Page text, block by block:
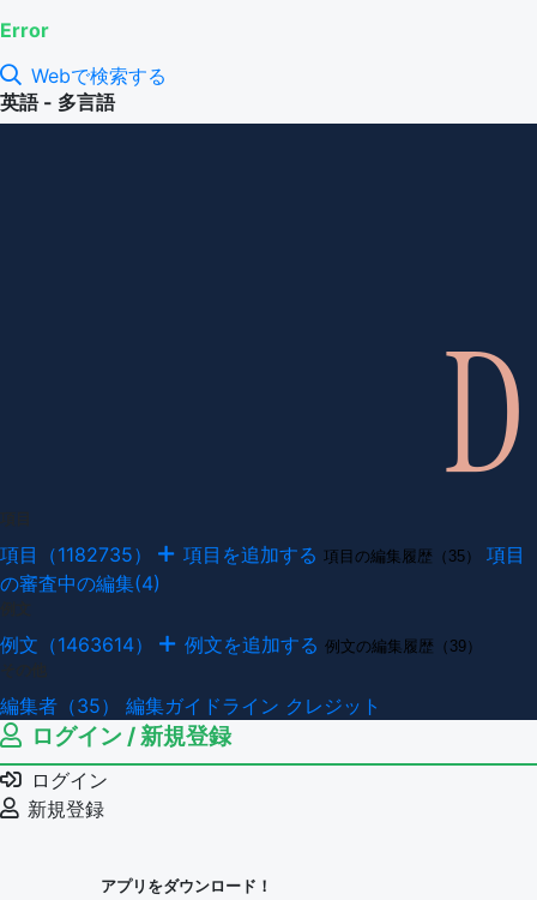
Error
Webで検索する
英語 - 多言語
項目（1182735） 項目を追加する 項目の編集履歴（35）
項目
の審査中の編集(4)
例文（1463614） 例文を追加する 例文の編集履歴（39）
編集者（35） 編集ガイドライン クレジット
ログイン / 新規登録
ログイン
新規登録
アプリをダウンロード！